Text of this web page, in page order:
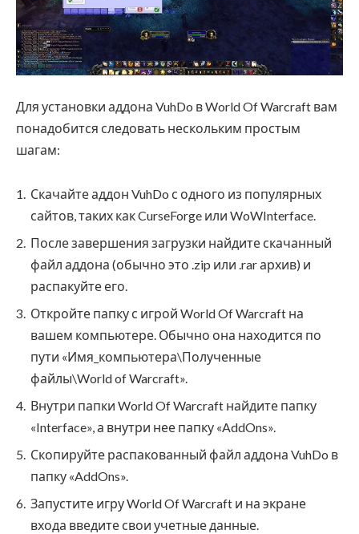
Для установки аддона VuhDo в World Of Warcraft вам
понадобится следовать нескольким простым
шагам:
Скачайте аддон VuhDo с одного из популярных
сайтов, таких как CurseForge или WoWInterface.
После завершения загрузки найдите скачанный
файл аддона (обычно это .zip или .rar архив) и
распакуйте его.
Откройте папку с игрой World Of Warcraft на
вашем компьютере. Обычно она находится по
пути «Имя_компьютера\Полученные
файлы\World of Warcraft».
Внутри папки World Of Warcraft найдите папку
«Interface», а внутри нее папку «AddOns».
Скопируйте распакованный файл аддона VuhDo в
папку «AddOns».
Запустите игру World Of Warcraft и на экране
входа введите свои учетные данные.